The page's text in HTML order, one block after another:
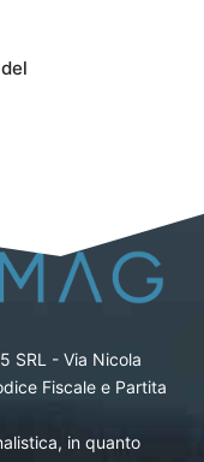
SRL - Via Nicola
Fiscale e Partita
in quanto